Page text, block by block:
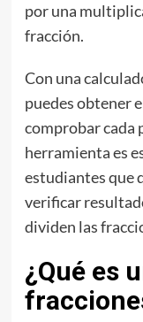
por una
fracción.
Con una
puedes obtener
comprobar cada
herramienta es
estudiantes que
verificar
dividen las
¿Qué es